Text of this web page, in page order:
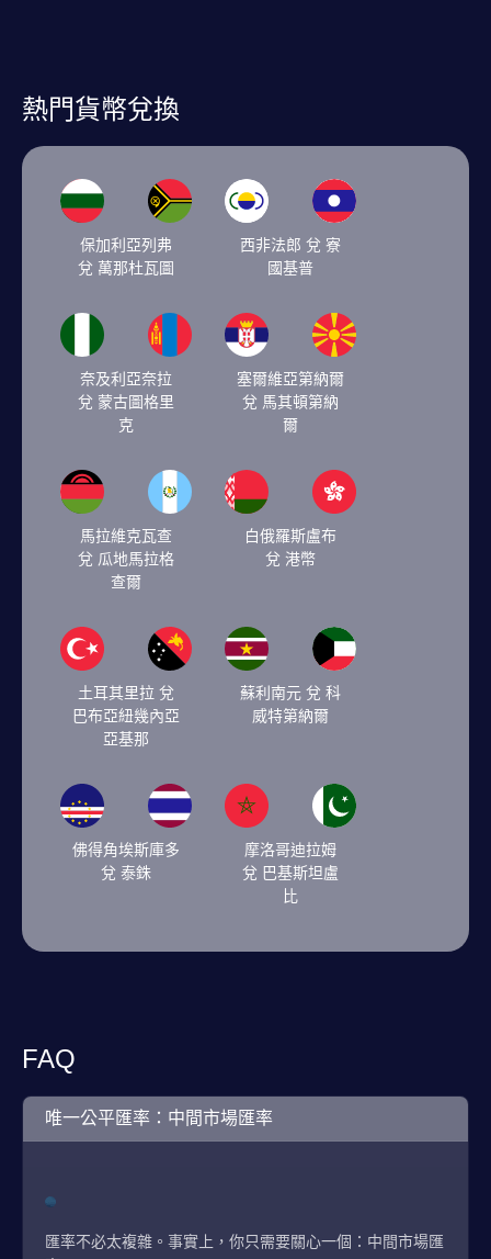
熱門貨幣兌換
保加利亞列弗
兌 萬那杜瓦圖
西非法郎 兌 寮
國基普
奈及利亞奈拉
兌 蒙古圖格里
克
塞爾維亞第納爾
兌 馬其頓第納
爾
馬拉維克瓦查
兌 瓜地馬拉格
查爾
白俄羅斯盧布
兌 港幣
土耳其里拉 兌
巴布亞紐幾內亞
亞基那
蘇利南元 兌 科
威特第納爾
佛得角埃斯庫多
兌 泰銖
摩洛哥迪拉姆
兌 巴基斯坦盧
比
FAQ
唯一公平匯率：中間市場匯率
匯率不必太複雜。事實上，你只需要關心一個：中間市場匯